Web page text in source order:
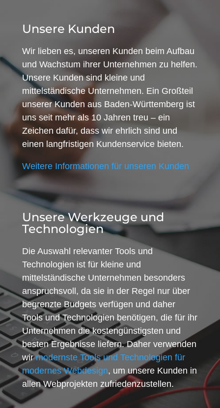
Unsere Kunden
Wir lieben es, unseren Kunden beim Aufbau
und Wachstum ihrer Unternehmen zu helfen.
Unsere Kunden sind kleine und
mittelständische Unternehmen. Ein Großteil
unserer Kunden aus Baden-Württemberg ist
uns seit mehr als 10 Jahren treu – ein
Zeichen dafür, dass wir ehrlich sind und
einen langfristigen Kundenservice bieten.
Weitere Informationen für unseren Kunden
Unsere Werkzeuge und
Technologien
Die Auswahl relevanter Tools und
Technologien ist für kleine und
mittelständische Unternehmen besonders
anspruchsvoll, da sie in der Regel nur über
begrenzte Budgets verfügen und daher
Tools und Technologien benötigen, die für ihr
Unternehmen die kostengünstigsten und
besten Ergebnisse liefern. Daher verwenden
wirmodernste Tools und Technologien für
modernes Webdesign, um unsere Kunden in
allen Webprojekten zufriedenzustellen.